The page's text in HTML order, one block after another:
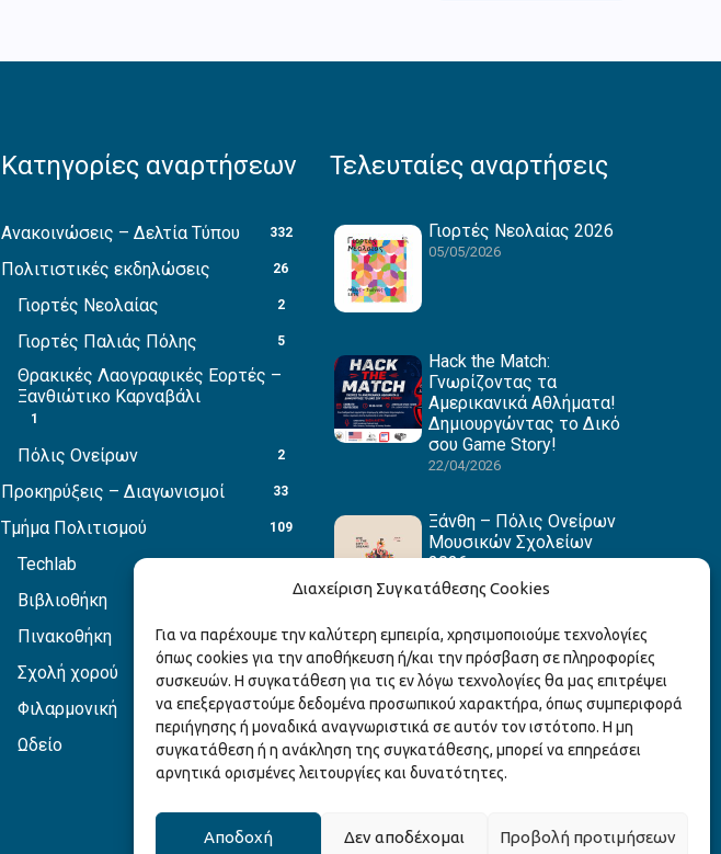
Διαχείριση Συγκατάθεσης Cookies
Για να παρέχουμε την καλύτερη εμπειρία, χρησιμοποιούμε τεχνολογίες
όπως cookies για την αποθήκευση ή/και την πρόσβαση σε πληροφορίες
συσκευών. Η συγκατάθεση για τις εν λόγω τεχνολογίες θα μας επιτρέψει
να επεξεργαστούμε δεδομένα προσωπικού χαρακτήρα, όπως συμπεριφορά
περιήγησης ή μοναδικά αναγνωριστικά σε αυτόν τον ιστότοπο. Η μη
συγκατάθεση ή η ανάκληση της συγκατάθεσης, μπορεί να επηρεάσει
αρνητικά ορισμένες λειτουργίες και δυνατότητες.
Αποδοχή Δεν αποδέχομαι Προβολή προτιμήσεων
Κατηγορίες αναρτήσεων
Ανακοινώσεις – Δελτία Τύπου 332
Πολιτιστικές εκδηλώσεις 26
Γιορτές Νεολαίας 2
Γιορτές Παλιάς Πόλης 5
Θρακικές Λαογραφικές Εορτές –
Ξανθιώτικο Καρναβάλι
1
Πόλις Ονείρων 2
Προκηρύξεις – Διαγωνισμοί 33
Τμήμα Πολιτισμού 109
Techlab
Βιβλιοθήκη
Πινακοθήκη 1
Σχολή χορού
Φιλαρμονική 1
Ωδείο 3
Τελευταίες αναρτήσεις
Γιορτές Νεολαίας 2026
05/05/2026
Hack the Match:
Γνωρίζοντας τα
Αμερικανικά Αθλήματα!
Δημιουργώντας το Δικό
σου Game Story!
22/04/2026
Ξάνθη – Πόλις Ονείρων
Μουσικών Σχολείων
2026
15/04/2026